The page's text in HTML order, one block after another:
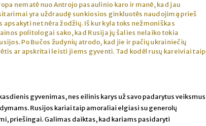
nematė nuo Antrojo pasaulinio karo ir manė, kad jau
yra uždraudę sunkiosios ginkluotės naudojimą prieš
net nėra žodžių. Iš kur kyla toks nežmoniškas
politologai sako, kad Rusija jų šalies nelaiko tokia
Po Bučos žudynių atrodo, kad jie ir pačių ukrainiečių
ar apskritai leisti jiems gyventi. Tad kodėl rusų kareiviai taip
gyvenimas, nes eilinis karys už savo padarytus veiksmus
Rusijos kariai taip amoraliai elgiasi su generolų
priešingai. Galimas daiktas, kad kariams pasidaryti